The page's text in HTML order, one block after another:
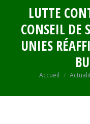
LUTTE
CONSEIL DE
UNIES
Vous êtes ici :
Accueil